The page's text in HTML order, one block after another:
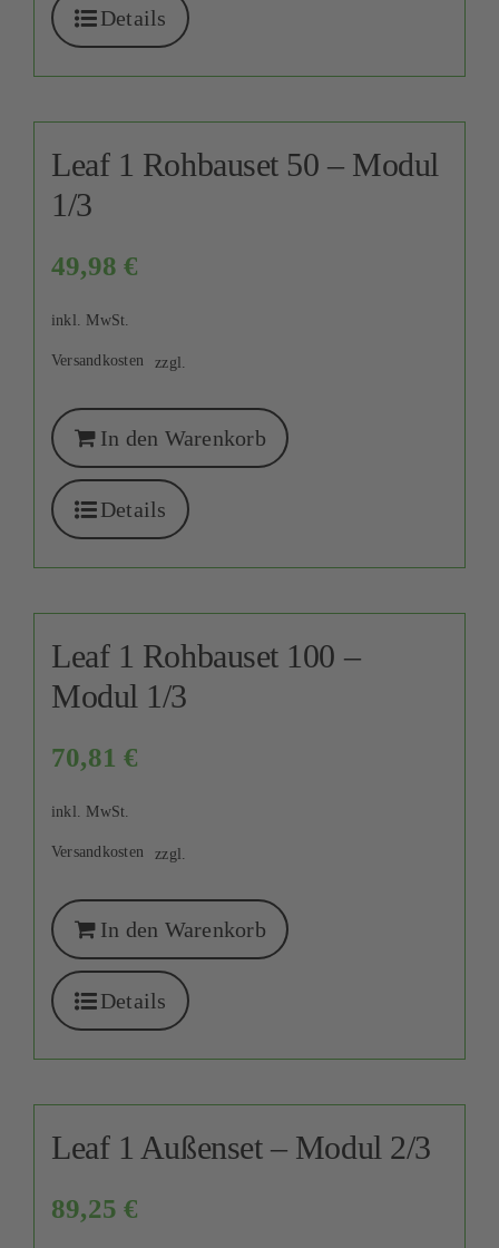
Details
Leaf 1 Rohbauset 50 – Modul
1/3
49,98€
inkl. MwSt.
zzgl.
Versandkosten
In den Warenkorb
Details
Leaf 1 Rohbauset 100 –
Modul 1/3
70,81€
inkl. MwSt.
zzgl.
Versandkosten
In den Warenkorb
Details
Leaf 1 Außenset – Modul 2/3
89,25€